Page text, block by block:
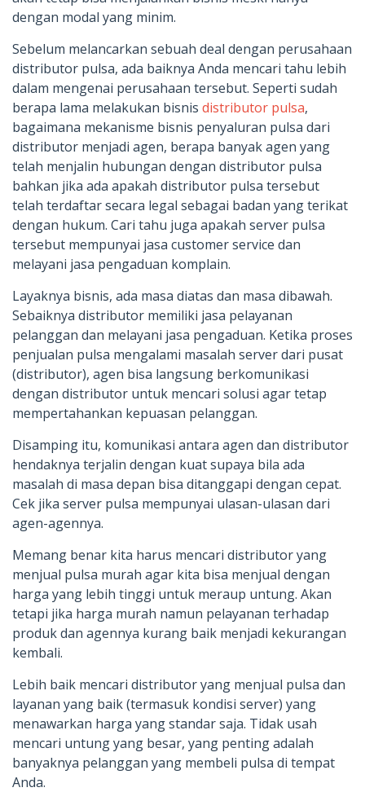
dengan modal yang minim.
Sebelum melancarkan sebuah deal dengan perusahaan
distributor pulsa, ada baiknya Anda mencari tahu lebih
dalam mengenai perusahaan tersebut. Seperti sudah
berapa lama melakukan bisnis distributor pulsa,
bagaimana mekanisme bisnis penyaluran pulsa dari
distributor menjadi agen, berapa banyak agen yang
telah menjalin hubungan dengan distributor pulsa
bahkan jika ada apakah distributor pulsa tersebut
telah terdaftar secara legal sebagai badan yang terikat
dengan hukum. Cari tahu juga apakah server pulsa
tersebut mempunyai jasa customer service dan
melayani jasa pengaduan komplain.
Layaknya bisnis, ada masa diatas dan masa dibawah.
Sebaiknya distributor memiliki jasa pelayanan
pelanggan dan melayani jasa pengaduan. Ketika proses
penjualan pulsa mengalami masalah server dari pusat
(distributor), agen bisa langsung berkomunikasi
dengan distributor untuk mencari solusi agar tetap
mempertahankan kepuasan pelanggan.
Disamping itu, komunikasi antara agen dan distributor
hendaknya terjalin dengan kuat supaya bila ada
masalah di masa depan bisa ditanggapi dengan cepat.
Cek jika server pulsa mempunyai ulasan-ulasan dari
agen-agennya.
Memang benar kita harus mencari distributor yang
menjual pulsa murah agar kita bisa menjual dengan
harga yang lebih tinggi untuk meraup untung. Akan
tetapi jika harga murah namun pelayanan terhadap
produk dan agennya kurang baik menjadi kekurangan
kembali.
Lebih baik mencari distributor yang menjual pulsa dan
layanan yang baik (termasuk kondisi server) yang
menawarkan harga yang standar saja. Tidak usah
mencari untung yang besar, yang penting adalah
banyaknya pelanggan yang membeli pulsa di tempat
Anda.